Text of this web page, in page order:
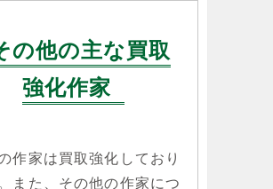
の他の主な買取
強化作家
作家は買取強化しており
また、その他の作家につ